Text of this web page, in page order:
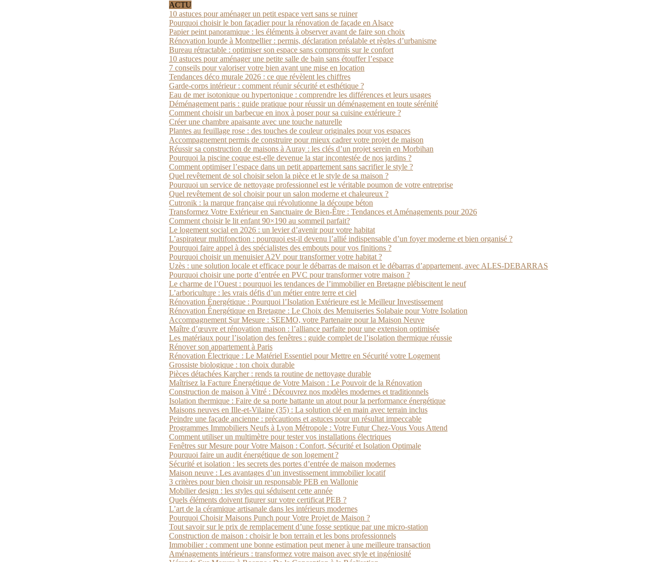
ACTU
10 astuces pour aménager un petit espace vert sans se ruiner
Pourquoi choisir le bon façadier pour la rénovation de façade en Alsace
Papier peint panoramique : les éléments à observer avant de faire son choix
Rénovation lourde à Montpellier : permis, déclaration préalable et règles d’urbanisme
Bureau rétractable : optimiser son espace sans compromis sur le confort
10 astuces pour aménager une petite salle de bain sans étouffer l’espace
7 conseils pour valoriser votre bien avant une mise en location
Tendances déco murale 2026 : ce que révèlent les chiffres
Garde-corps intérieur : comment réunir sécurité et esthétique ?
Eau de mer isotonique ou hypertonique : comprendre les différences et leurs usages
Déménagement paris : guide pratique pour réussir un déménagement en toute sérénité
Comment choisir un barbecue en inox à poser pour sa cuisine extérieure ?
Créer une chambre apaisante avec une touche naturelle
Plantes au feuillage rose : des touches de couleur originales pour vos espaces
Accompagnement permis de construire pour mieux cadrer votre projet de maison
Réussir sa construction de maisons à Auray : les clés d’un projet serein en Morbihan
Pourquoi la piscine coque est-elle devenue la star incontestée de nos jardins ?
Comment optimiser l’espace dans un petit appartement sans sacrifier le style ?
Quel revêtement de sol choisir selon la pièce et le style de sa maison ?
Pourquoi un service de nettoyage professionnel est le véritable poumon de votre entreprise
Quel revêtement de sol choisir pour un salon moderne et chaleureux ?
Cutronik : la marque française qui révolutionne la découpe béton
Transformez Votre Extérieur en Sanctuaire de Bien-Être : Tendances et Aménagements pour 2026
Comment choisir le lit enfant 90×190 au sommeil parfait?
Le logement social en 2026 : un levier d’avenir pour votre habitat
L’aspirateur multifonction : pourquoi est-il devenu l’allié indispensable d’un foyer moderne et bien organisé ?
Pourquoi faire appel à des spécialistes des embouts pour vos finitions ?
Pourquoi choisir un menuisier A2V pour transformer votre habitat ?
Uzès : une solution locale et efficace pour le débarras de maison et le débarras d’appartement, avec ALES-DEBARRAS
Pourquoi choisir une porte d’entrée en PVC pour transformer votre maison ?
Le charme de l’Ouest : pourquoi les tendances de l’immobilier en Bretagne plébiscitent le neuf
L’arboriculture : les vrais défis d’un métier entre terre et ciel
Rénovation Énergétique : Pourquoi l’Isolation Extérieure est le Meilleur Investissement
Rénovation Énergétique en Bretagne : Le Choix des Menuiseries Solabaie pour Votre Isolation
Accompagnement Sur Mesure : SEEMO, votre Partenaire pour la Maison Neuve
Maître d’œuvre et rénovation maison : l’alliance parfaite pour une extension optimisée
Les matériaux pour l’isolation des fenêtres : guide complet de l’isolation thermique réussie
Rénover son appartement à Paris
Rénovation Électrique : Le Matériel Essentiel pour Mettre en Sécurité votre Logement
Grossiste biologique : ton choix durable
Pièces détachées Karcher : rends ta routine de nettoyage durable
Maîtrisez la Facture Énergétique de Votre Maison : Le Pouvoir de la Rénovation
Construction de maison à Vitré : Découvrez nos modèles modernes et traditionnels
Isolation thermique : Faire de sa porte battante un atout pour la performance énergétique
Maisons neuves en Ille-et-Vilaine (35) : La solution clé en main avec terrain inclus
Peindre une façade ancienne : précautions et astuces pour un résultat impeccable
Programmes Immobiliers Neufs à Lyon Métropole : Votre Futur Chez-Vous Vous Attend
Comment utiliser un multimètre pour tester vos installations électriques
Fenêtres sur Mesure pour Votre Maison : Confort, Sécurité et Isolation Optimale
Pourquoi faire un audit énergétique de son logement ?
Sécurité et isolation : les secrets des portes d’entrée de maison modernes
Maison neuve : Les avantages d’un investissement immobilier locatif
3 critères pour bien choisir un responsable PEB en Wallonie
Mobilier design : les styles qui séduisent cette année
Quels éléments doivent figurer sur votre certificat PEB ?
L’art de la céramique artisanale dans les intérieurs modernes
Pourquoi Choisir Maisons Punch pour Votre Projet de Maison ?
Tout savoir sur le prix de remplacement d’une fosse septique par une micro-station
Construction de maison : choisir le bon terrain et les bons professionnels
Immobilier : comment une bonne estimation peut mener à une meilleure transaction
Aménagements intérieurs : transformez votre maison avec style et ingéniosité